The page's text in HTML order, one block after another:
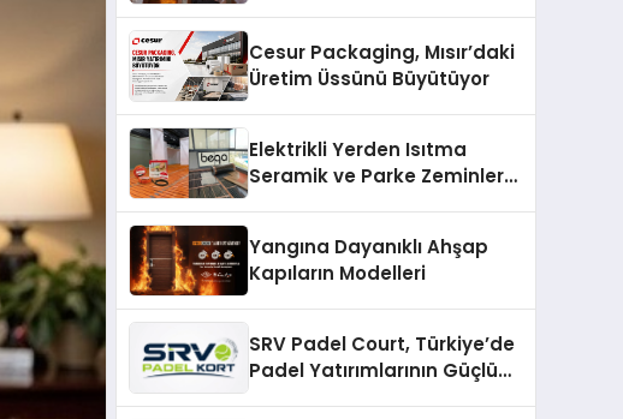
Cesur Packaging, Mısır’daki
Üretim Üssünü Büyütüyor
Elektrikli Yerden Isıtma
Seramik ve Parke Zeminler
Yangına Dayanıklı Ahşap
Kapıların Modelleri
SRV Padel Court, Türkiye’de
Padel Yatırımlarının Güçlü